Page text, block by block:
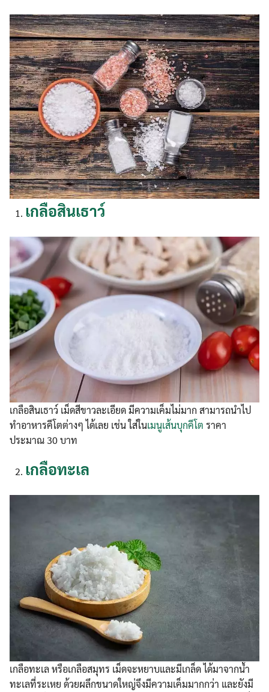
เกลือสินเธาว์
เกลือสินเธาว์ เม็ดสีขาวละเอียด มีความเค็มไม่มาก สามารถนำไป
ทำอาหารคีโตต่างๆ ได้เลย เช่น ใส่ในเมนูเส้นบุกคีโต ราคา
ประมาณ 30 บาท
เกลือทะเล
เกลือทะเล หรือเกลือสมุทร เม็ดจะหยาบและมีเกล็ด ได้มาจากน้ำ
ทะเลที่ระเหย ด้วยผลึกขนาดใหญ่จึงมีความเค็มมากกว่า และยังมี